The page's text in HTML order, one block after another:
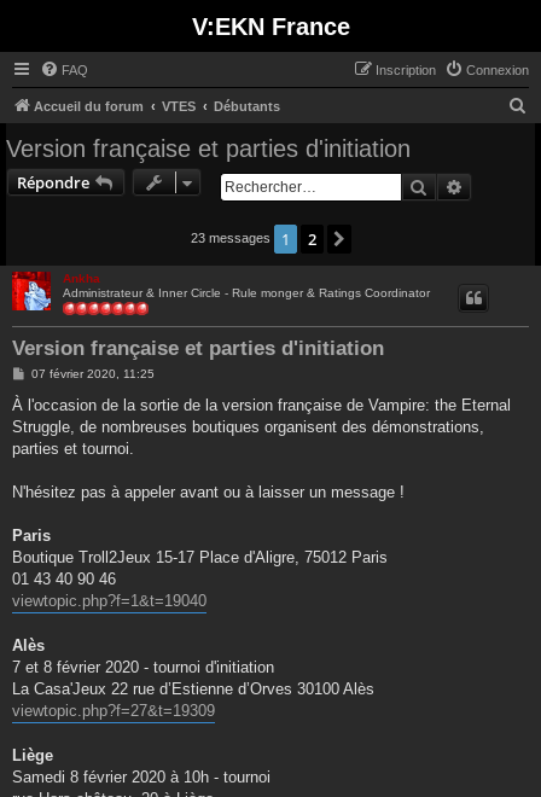
V:EKN France
FAQ Connexion
Inscription
Accueil du forum VTES Débutants
Version française et parties d'initiation
Répondre Rechercher
23 messages 1 2
Ankha
Administrateur & Inner Circle - Rule monger & Ratings Coordinator
Version française et parties d'initiation
M
s
a
g
07 février 2020, 11:25
À l'occasion de la sortie de la version française de Vampire: the Eternal
Struggle, de nombreuses boutiques organisent des démonstrations,
parties et tournoi.
N'hésitez pas à appeler avant ou à laisser un message !
Paris
Boutique Troll2Jeux 15-17 Place d'Aligre, 75012 Paris
01 43 40 90 46
viewtopic.php?f=1&t=19040
Alès
7 et 8 février 2020 - tournoi d'initiation
La Casa'Jeux 22 rue d’Estienne d’Orves 30100 Alès
viewtopic.php?f=27&t=19309
Liège
Samedi 8 février 2020 à 10h - tournoi